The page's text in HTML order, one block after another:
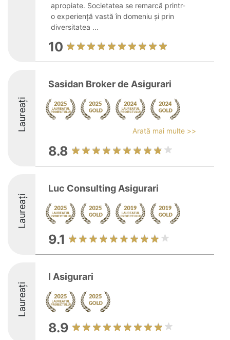
apropiate. Societatea se remarcă printr-
o experiență vastă în domeniu și prin
diversitatea ...
10
Laureați
Sasidan Broker de Asigurari
Arată mai multe >>
8.8
Laureați
Luc Consulting Asigurari
9.1
Laureați
I Asigurari
8.9